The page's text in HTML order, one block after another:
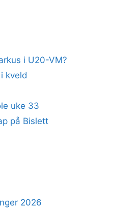
i U20-VM?
kveld
uke 33
på Bislett
2026